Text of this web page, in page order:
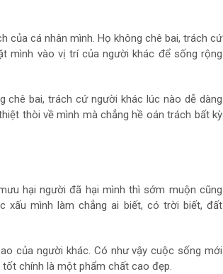
của cá nhân mình. Họ không chê bai, trách cứ
mình vào vị trí của người khác để sống rộng
chê bai, trách cứ người khác lúc nào dễ dàng
thòi về mình mà chẳng hề oán trách bất kỳ
hại người đã hại mình thì sớm muộn cũng
xấu mình làm chẳng ai biết, có trời biết, đất
của người khác. Có như vậy cuộc sống mới
chính là một phẩm chất cao đẹp.